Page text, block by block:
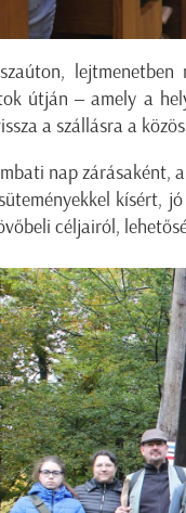
útján ‒ amely a
a szállásra a
nap zárásaként,
kísért,
céljairól,